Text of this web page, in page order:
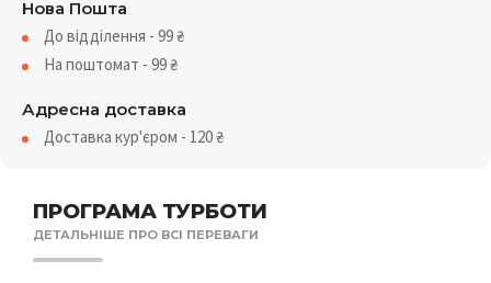
ПРОГРАМА ТУРБОТИ
ДЕТАЛЬНІШЕ ПРО ВСІ ПЕРЕВАГИ
Нова Пошта
До відділення - 99₴
На поштомат - 99₴
Адресна доставка
Доставка кур'єром - 120₴